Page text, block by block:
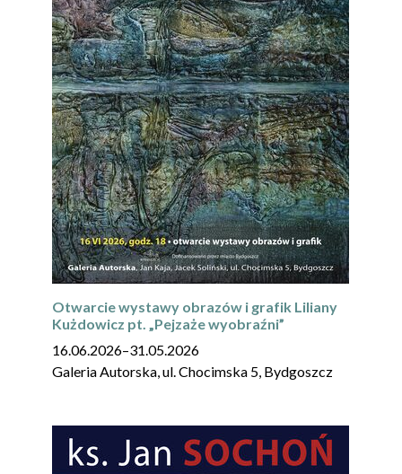
Otwarcie wystawy obrazów i grafik Liliany
Kużdowicz pt. „Pejzaże wyobraźni”
16.06.2026–31.05.2026
Galeria Autorska, ul. Chocimska 5, Bydgoszcz